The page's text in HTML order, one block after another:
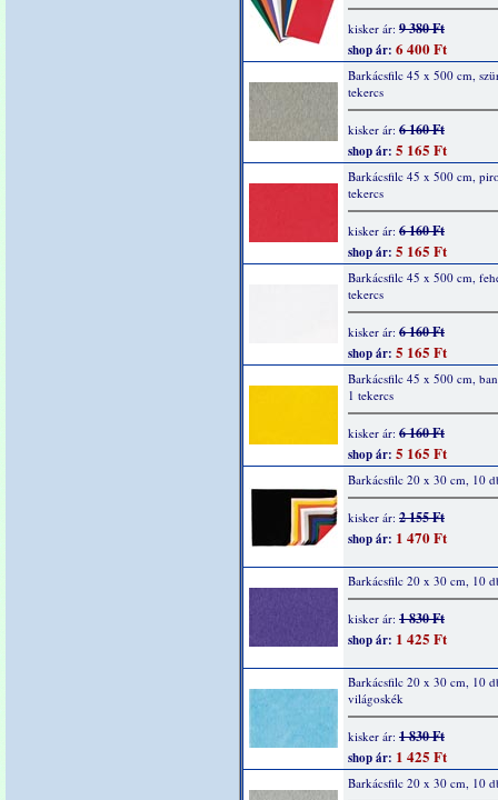
kisker ár: 9 380 Ft
shop ár: 6 400 Ft
Barkácsfilc 45 x 500 cm,
tekercs
kisker ár: 6 160 Ft
shop ár: 5 165 Ft
Barkácsfilc 45 x 500 cm,
tekercs
kisker ár: 6 160 Ft
shop ár: 5 165 Ft
Barkácsfilc 45 x 500 cm,
tekercs
kisker ár: 6 160 Ft
shop ár: 5 165 Ft
Barkácsfilc 45 x 500 cm,
1 tekercs
kisker ár: 6 160 Ft
shop ár: 5 165 Ft
Barkácsfilc 20 x 30 cm, 10
kisker ár: 2 155 Ft
shop ár: 1 470 Ft
Barkácsfilc 20 x 30 cm, 10
kisker ár: 1 830 Ft
shop ár: 1 425 Ft
Barkácsfilc 20 x 30 cm, 10
világoskék
kisker ár: 1 830 Ft
shop ár: 1 425 Ft
Barkácsfilc 20 x 30 cm, 10